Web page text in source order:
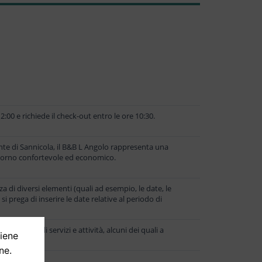
e richiede il check-out entro le ore 10:30.
di Sannicola, il B&B L Angolo rappresenta una
confortevole ed economico.
di diversi elementi (quali ad esempio, le date, le
prega di inserire le date relative al periodo di
una serie di servizi e attività, alcuni dei quali a